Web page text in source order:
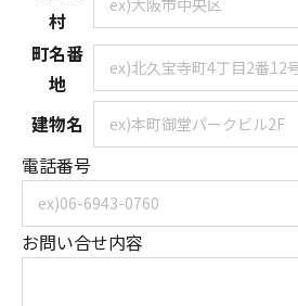
村
町名番
地
建物名
電話番号
お問い合せ内容